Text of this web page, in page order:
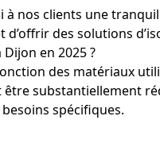
nos clients une
des solutions
en 2025 ?
des matériaux
substantiellement
spécifiques.